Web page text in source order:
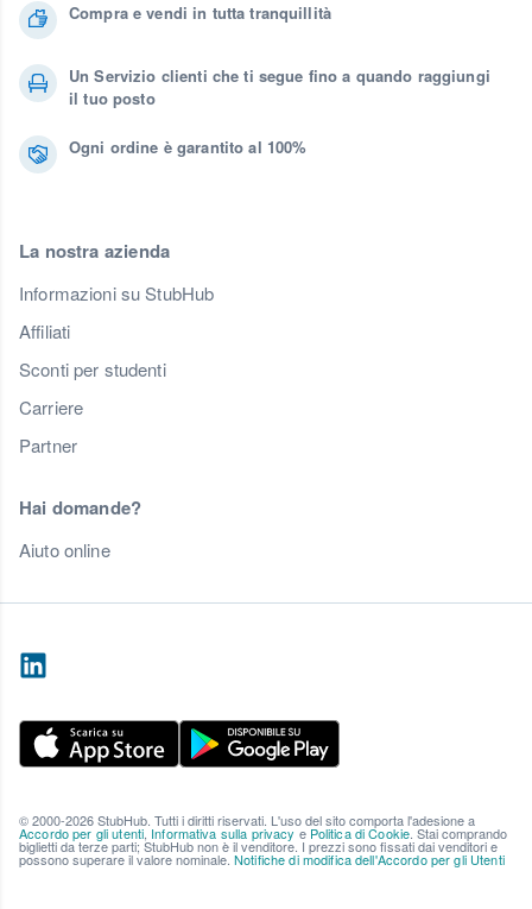
Compra e vendi in tutta tranquillità
Un Servizio clienti che ti segue fino a quando raggiungi
il tuo posto
Ogni ordine è garantito al 100%
La nostra azienda
Informazioni su StubHub
Affiliati
Sconti per studenti
Carriere
Partner
Hai domande?
Aiuto online
© 2000-2026 StubHub. Tutti i diritti riservati. L'uso del sito comporta l'adesione a
Accordo per gli utenti, Informativa sulla privacy e Politica di Cookie. Stai comprando
biglietti da terze parti; StubHub non è il venditore. I prezzi sono fissati dai venditori e
possono superare il valore nominale. Notifiche di modifica dell'Accordo per gli Utenti